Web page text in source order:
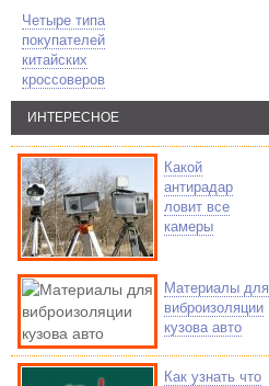
Четыре типа
покупателей
китайских
кроссоверов
ИНТЕРЕСНОЕ
Какой
антирадар
ловит все
камеры
Материалы для
виброизоляции
кузова авто
Как узнать что